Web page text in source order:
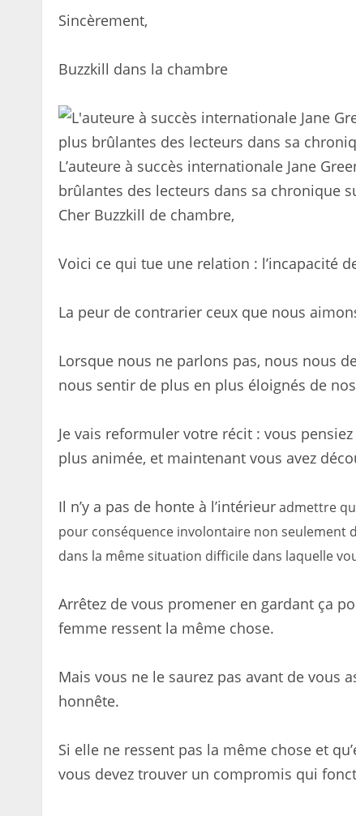
Sincèrement,
Buzzkill dans la chambre
L’auteure à succès internationale Jane
brûlantes des lecteurs dans sa chronique
Cher Buzzkill de chambre,
Voici ce qui tue une relation : l’incapacité
La peur de contrarier ceux que nous
Lorsque nous ne parlons pas, nous nous
nous sentir de plus en plus éloignés de
Je vais reformuler votre récit : vous
plus animée, et maintenant vous avez
Il n’y a pas de honte à l’intérieuradmettre
pour conséquence involontaire non seulement
dans la même situation difficile dans laquelle
Arrêtez de vous promener en gardant ça
femme ressent la même chose.
Mais vous ne le saurez pas avant de vous
honnête.
Si elle ne ressent pas la même chose et
vous devez trouver un compromis qui